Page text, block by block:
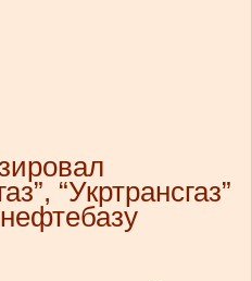
“Укртрансгаз”